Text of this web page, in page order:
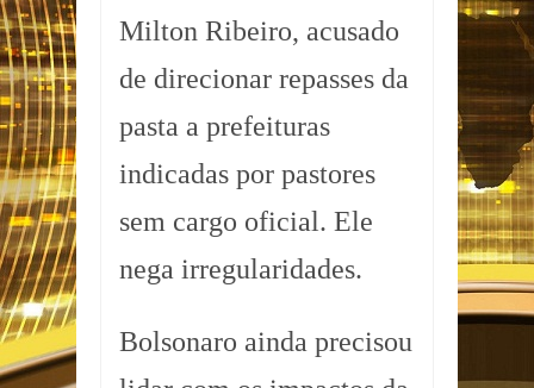
Milton Ribeiro, acusado
de direcionar repasses da
pasta a prefeituras
indicadas por pastores
sem cargo oficial. Ele
nega irregularidades.
Bolsonaro ainda precisou